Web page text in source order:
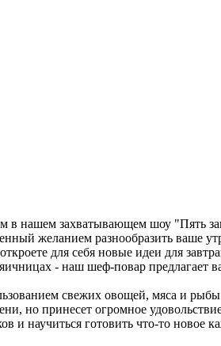
в нашем захватывающем шоу "Пять
желанием разнообразить ваше
для себя новые идеи для
- наш шеф-повар предлагает
свежих овощей, мяса и
но принесет огромное
и научиться готовить что-то